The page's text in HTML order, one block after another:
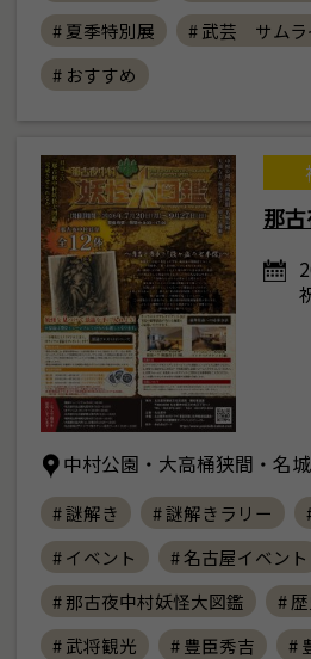
# 夏季特別展
# 武芸 サムラ
# おすすめ
那
中村公園・大高桶狭間・名
# 謎解き # 謎解きラリー
# イベント
# 名古屋イベント
# 那古夜中村妖怪大図鑑
#
# 武将観光
# 豊臣秀吉
#